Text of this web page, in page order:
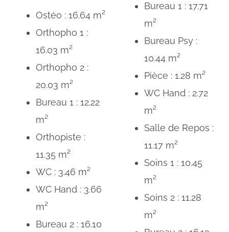
Ostéo : 16.64 m²
Orthopho 1 :
16.03 m²
Orthopho 2 :
20.03 m²
Bureau 1 : 12.22
m²
Orthopiste :
11.35 m²
WC : 3.46 m²
WC Hand : 3.66
m²
Bureau 2 : 16.10
Bureau 1 : 17.71
m²
Bureau Psy :
10.44 m²
Pièce : 1.28 m²
WC Hand : 2.72
m²
Salle de Repos :
11.17 m²
Soins 1 : 10.45
m²
Soins 2 : 11.28
m²